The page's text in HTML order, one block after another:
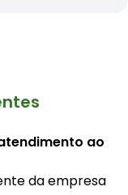
ao
da empresa